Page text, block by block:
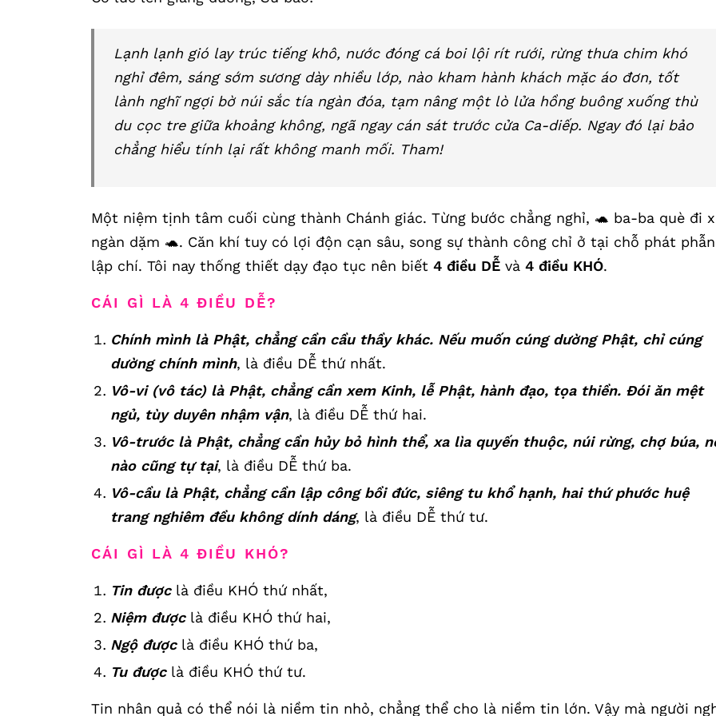
Lạnh lạnh gió lay trúc tiếng khô, nước đóng cá boi lội rít rưới, rừng thưa chim khó
nghỉ đêm, sáng sớm sương dày nhiều lớp, nào kham hành khách mặc áo đơn, tốt
lành nghĩ ngợi bờ núi sắc tía ngàn đóa, tạm nâng một lò lửa hồng buông xuống thù
du cọc tre giữa khoảng không, ngã ngay cán sát trước cửa Ca-diếp. Ngay đó lại bảo
chẳng hiểu tính lại rất không manh mối. Tham!
Một niệm tịnh tâm cuối cùng thành Chánh giác. Từng bước chẳng nghỉ, 🐢 ba-ba què đi
ngàn dặm 🐢. Căn khí tuy có lợi độn cạn sâu, song sự thành công chỉ ở tại chỗ phát phẫn
lập chí. Tôi nay thống thiết dạy đạo tục nên biết 4 điều DỄ và 4 điều KHÓ.
CÁI GÌ LÀ 4 ĐIỀU DỄ?
Chính mình là Phật, chẳng cần cầu thầy khác. Nếu muốn cúng dường Phật, chỉ cúng
dường chính mình, là điều DỄ thứ nhất.
Vô-vi (vô tác) là Phật, chẳng cần xem Kinh, lễ Phật, hành đạo, tọa thiền. Đói ăn mệt
ngủ, tùy duyên nhậm vận, là điều DỄ thứ hai.
Vô-trước là Phật, chẳng cần hủy bỏ hình thể, xa lìa quyến thuộc, núi rừng, chợ búa,
nào cũng tự tại, là điều DỄ thứ ba.
Vô-cầu là Phật, chẳng cần lập công bồi đức, siêng tu khổ hạnh, hai thứ phước huệ
trang nghiêm đều không dính dáng, là điều DỄ thứ tư.
CÁI GÌ LÀ 4 ĐIỀU KHÓ?
Tin đượclà điều KHÓ thứ nhất,
Niệm đượclà điều KHÓ thứ hai,
Ngộ đượclà điều KHÓ thứ ba,
Tu đượclà điều KHÓ thứ tư.
Tin nhân quả có thể nói là niềm tin nhỏ, chẳng thể cho là niềm tin lớn. Vậy mà người